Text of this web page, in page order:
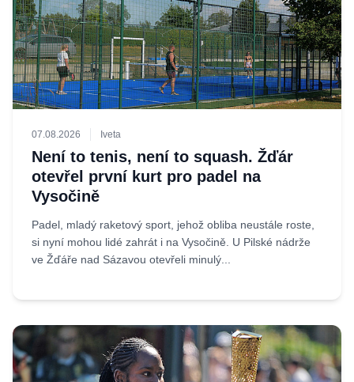
07.08.2026 Iveta
Není to tenis, není to squash. Žďár
otevřel první kurt pro padel na
Vysočině
Padel, mladý raketový sport, jehož obliba neustále roste,
si nyní mohou lidé zahrát i na Vysočině. U Pilské nádrže
ve Žďáře nad Sázavou otevřeli minulý...